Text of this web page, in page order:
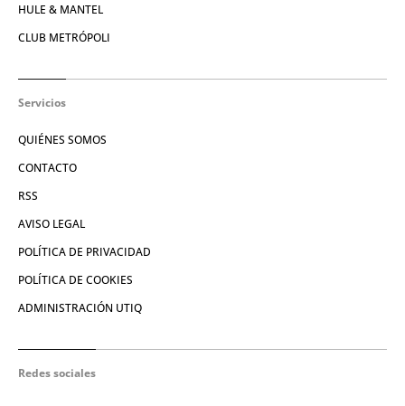
HULE & MANTEL
CLUB METRÓPOLI
Servicios
QUIÉNES SOMOS
CONTACTO
RSS
AVISO LEGAL
POLÍTICA DE PRIVACIDAD
POLÍTICA DE COOKIES
ADMINISTRACIÓN UTIQ
Redes sociales